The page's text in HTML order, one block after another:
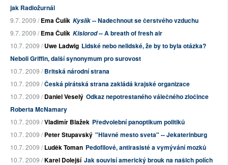
jak Radiožurnál
9.7. 2009 /Ema Čulík Kyslík-- Nadechnout se čerstvého vzduchu
9.7. 2009 /Ema Čulík Kislorod-- A breath of fresh air
10.7. 2009 /Uwe Ladwig Lidské nebo nelidské, že by to byla otázka?
Neboli Griffin, další synonymum pro surovost
10.7. 2009 /Britská národní strana
10.7. 2009 /Česká pirátská strana zakládá krajské organizace
10.7. 2009 /Daniel Veselý Odkaz nepotrestaného válečného zločince
Roberta McNamary
10.7. 2009 /Vladimír Blažek Předvolební panoptikum politiků
10.7. 2009 /Peter Stupavský "Hlavné mesto sveta" -- Jekaterinburg
10.7. 2009 /Luděk Toman Pedofilové, antirasisté a vymývání mozků
10.7. 2009 /Karel Dolejší Jak souvisí americký brouk na našich polích